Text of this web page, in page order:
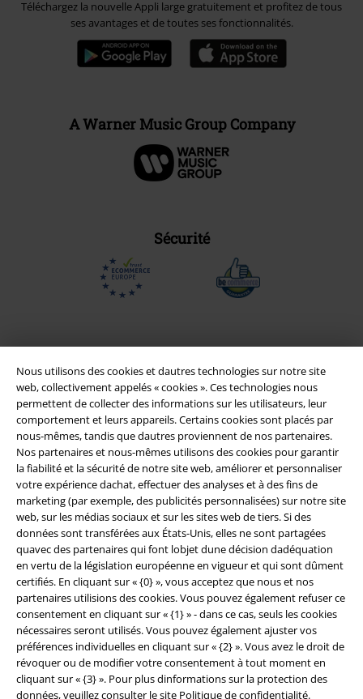
Nous utilisons des cookies et dautres technologies sur notre site
web, collectivement appelés « cookies ». Ces technologies nous
permettent de collecter des informations sur les utilisateurs, leur
comportement et leurs appareils. Certains cookies sont placés par
nous-mêmes, tandis que dautres proviennent de nos partenaires.
Nos partenaires et nous-mêmes utilisons des cookies pour garantir
la fiabilité et la sécurité de notre site web, améliorer et personnaliser
votre expérience dachat, effectuer des analyses et à des fins de
marketing (par exemple, des publicités personnalisées) sur notre site
web, sur les médias sociaux et sur les sites web de tiers. Si des
données sont transférées aux États-Unis, elles ne sont partagées
quavec des partenaires qui font lobjet dune décision dadéquation
en vertu de la législation européenne en vigueur et qui sont dûment
certifiés. En cliquant sur « {0} », vous acceptez que nous et nos
partenaires utilisions des cookies. Vous pouvez également refuser ce
consentement en cliquant sur « {1} » - dans ce cas, seuls les cookies
nécessaires seront utilisés. Vous pouvez également ajuster vos
préférences individuelles en cliquant sur « {2} ». Vous avez le droit de
révoquer ou de modifier votre consentement à tout moment en
cliquant sur « {3} ». Pour plus dinformations sur la protection des
données, veuillez consulter le site Politique de confidentialité.
Téléchargez la nouvelle Appli large gratuitement et profitez de tous
ses avantages et de toutes ses fonctionnalités.
A Warner Music Group Company
Sécurité
Légal
Conditions générales
Éditeur
Clauses de confidentialité
Élimination des déchets et protection de l'environnement
Déclaration de Conformité
Informations sur l'accessibilité